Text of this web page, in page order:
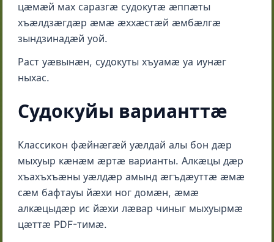
цӕмӕй мах саразгӕ судокутӕ ӕппӕты
хъӕлдзӕгдӕр ӕмӕ ӕххӕстӕй ӕмбӕлгӕ
зындзинадӕй уой.
Раст уӕвынӕн, судокуты хъуамӕ уа иунӕг
ныхас.
Судокуйы варианттӕ
Классикон фӕйнӕгӕй уӕлдай алы бон дӕр
мыхуыр кӕнӕм ӕртӕ варианты. Алкӕцы дӕр
хъахъхъӕны уӕлдӕр амынд ӕгъдӕуттӕ ӕмӕ
сӕм бафтауы йӕхи ног домӕн, ӕмӕ
алкӕцыдӕр ис йӕхи лӕвар чиныг мыхуырмӕ
цӕттӕ PDF-тимӕ.